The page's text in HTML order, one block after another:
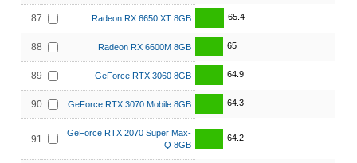
87 Radeon RX 6650 XT 8GB 65.4
88 Radeon RX 6600M 8GB 65
89 GeForce RTX 3060 8GB 64.9
90 GeForce RTX 3070 Mobile 8GB 64.3
91
GeForce RTX 2070 Super Max-
Q 8GB
64.2